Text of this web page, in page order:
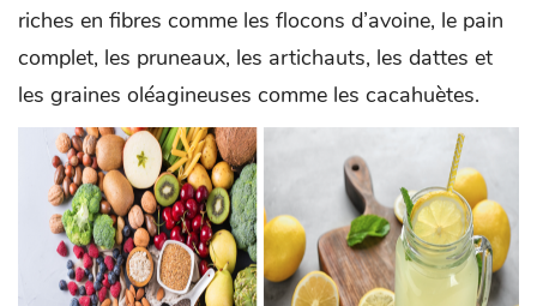
riches en fibres comme les flocons d’avoine, le pain
complet, les pruneaux, les artichauts, les dattes et
les graines oléagineuses comme les cacahuètes.